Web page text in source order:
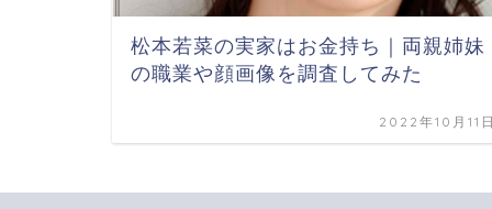
松本若菜の実家はお金持ち｜両親姉妹
の職業や顔画像を調査してみた
2022年10月11